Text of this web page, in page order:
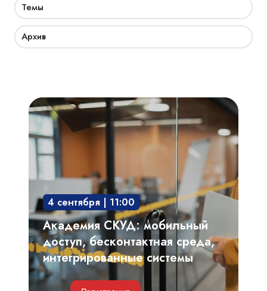
Темы
Архив
Академия
СКУД:
мобильный
доступ,
бесконтактная
интегрированные
системы
4 сентября | 11:00
Академия СКУД: мобильный
доступ, бесконтактная среда,
интегрированные системы